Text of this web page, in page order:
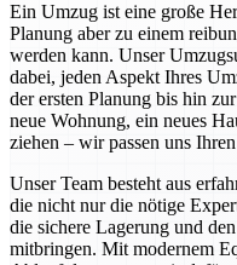
Ein Umzug ist eine große
Planung aber zu einem
werden kann. Unser
dabei, jeden Aspekt Ihres
der ersten Planung bis hin
neue Wohnung, ein neues
ziehen – wir passen uns
Unser Team besteht aus
die nicht nur die nötige
die sichere Lagerung und
mitbringen. Mit modernem